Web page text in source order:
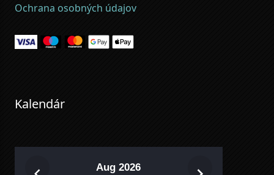
Ochrana osobných údajov
Kalendár
Aug 2026